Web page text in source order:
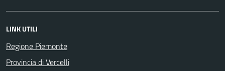
LINK UTILI
Regione Piemonte
Provincia di Vercelli